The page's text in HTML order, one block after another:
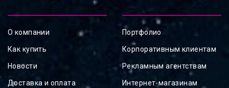
О компании
Как купить
Новости
Доставка и оплата
Портфолио
Корпоративным клиентам
Рекламным агентствам
Интернет-магазинам